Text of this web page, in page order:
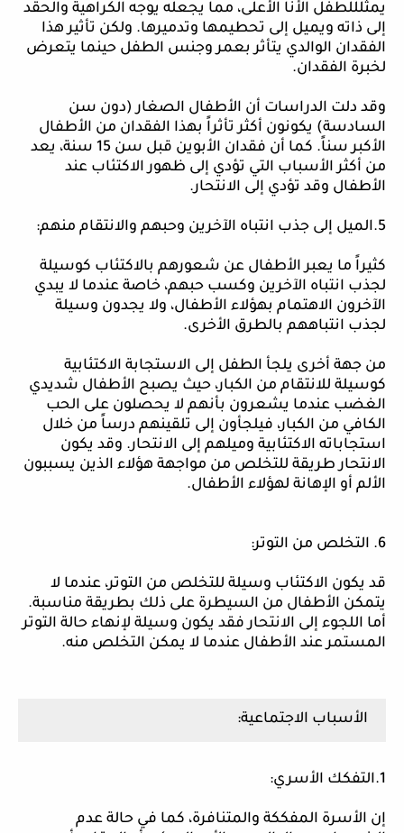
يمثلللطفل الأنا الأعلى، مما يجعله يوجه الكراهية والحقد
إلى ذاته ويميل إلى تحطيمها وتدميرها. ولكن تأثير هذا
الفقدان الوالدي يتأثر بعمر وجنس الطفل حينما يتعرض
لخبرة الفقدان.
وقد دلت الدراسات أن الأطفال الصغار (دون سن
السادسة) يكونون أكثر تأثراً بهذا الفقدان من الأطفال
الأكبر سناً. كما أن فقدان الأبوين قبل سن 15 سنة، يعد
من أكثر الأسباب التي تؤدي إلى ظهور الاكتئاب عند
الأطفال وقد تؤدي إلى الانتحار.
5.الميل إلى جذب انتباه الآخرين وحبهم والانتقام منهم:
كثيراً ما يعبر الأطفال عن شعورهم بالاكتئاب كوسيلة
لجذب انتباه الآخرين وكسب حبهم، خاصة عندما لا يبدي
الآخرون الاهتمام بهؤلاء الأطفال، ولا يجدون وسيلة
لجذب انتباههم بالطرق الأخرى.
من جهة أخرى يلجأ الطفل إلى الاستجابة الاكتئابية
كوسيلة للانتقام من الكبار، حيث يصبح الأطفال شديدي
الغضب عندما يشعرون بأنهم لا يحصلون على الحب
الكافي من الكبار، فيلجأون إلى تلقينهم درساً من خلال
استجاباته الاكتئابية وميلهم إلى الانتحار. وقد يكون
الانتحار طريقة للتخلص من مواجهة هؤلاء الذين يسببون
الألم أو الإهانة لهؤلاء الأطفال.
6. التخلص من التوتر:
قد يكون الاكتئاب وسيلة للتخلص من التوتر، عندما لا
يتمكن الأطفال من السيطرة على ذلك بطريقة مناسبة.
أما اللجوء إلى الانتحار فقد يكون وسيلة لإنهاء حالة التوتر
المستمر عند الأطفال عندما لا يمكن التخلص منه.
الأسباب الاجتماعية:
1.التفكك الأسري:
إن الأسرة المفككة والمتنافرة، كما في حالة عدم